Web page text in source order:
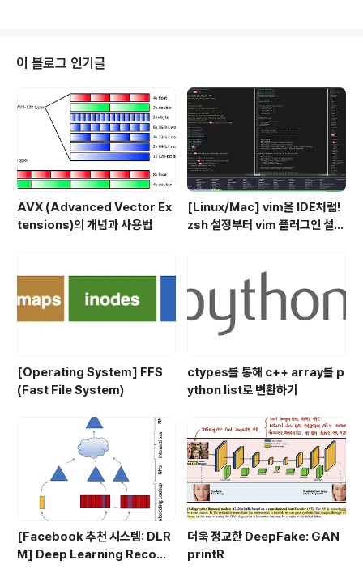
다음과 같은 문제를 가지고 있다. 학습시에 안정적이지 못
하다. Generator가 종종 터무니 없는 output을 생성하
기도 한다. GAN이 무엇을 학습하는지 시각화할 수 없다.
Approach & Model Architecture ..
이 블로그 인기글
AVX (Advanced Vector Ex
tensions)의 개념과 사용법
[Linux/Mac] vim을 IDE처럼!
zsh 설정부터 vim 플러그인 설정
[Operating System] FFS
(Fast File System)
ctypes를 통해 c++ array를 p
ython list로 변환하기
[Facebook 추천 시스템: DLR
M] Deep Learning Recom
더욱 정교한 DeepFake: GAN
printR